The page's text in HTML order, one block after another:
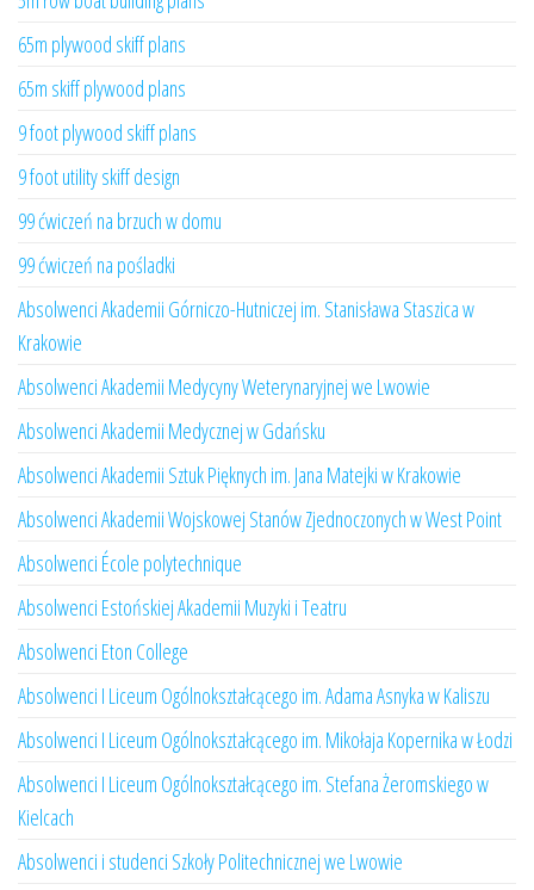
65m plywood skiff plans
65m skiff plywood plans
9 foot plywood skiff plans
9 foot utility skiff design
99 ćwiczeń na brzuch w domu
99 ćwiczeń na pośladki
Absolwenci Akademii Górniczo-Hutniczej im. Stanisława Staszica w
Krakowie
Absolwenci Akademii Medycyny Weterynaryjnej we Lwowie
Absolwenci Akademii Medycznej w Gdańsku
Absolwenci Akademii Sztuk Pięknych im. Jana Matejki w Krakowie
Absolwenci Akademii Wojskowej Stanów Zjednoczonych w West Point
Absolwenci École polytechnique
Absolwenci Estońskiej Akademii Muzyki i Teatru
Absolwenci Eton College
Absolwenci I Liceum Ogólnokształcącego im. Adama Asnyka w Kaliszu
Absolwenci I Liceum Ogólnokształcącego im. Mikołaja Kopernika w Łodzi
Absolwenci I Liceum Ogólnokształcącego im. Stefana Żeromskiego w
Kielcach
Absolwenci i studenci Szkoły Politechnicznej we Lwowie